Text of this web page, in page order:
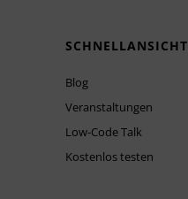
SCHNELLANSICHT
Blog
Veranstaltungen
Low-Code Talk
Kostenlos testen